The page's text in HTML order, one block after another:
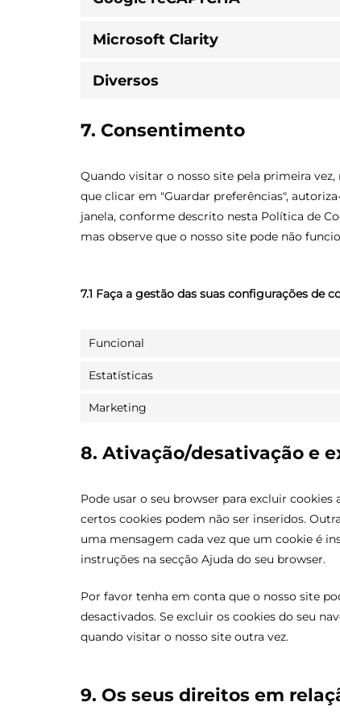
Microsoft Clarity
Diversos
7. Consentimento
Quando visitar o nosso site pela primeira
que clicar em "Guardar preferências",
janela, conforme descrito nesta Política de
mas observe que o nosso site pode não
7.1 Faça a gestão das suas configurações de
Funcional
Estatísticas
Marketing
8. Ativação/desativação e
Pode usar o seu browser para excluir
certos cookies podem não ser inseridos.
uma mensagem cada vez que um cookie é
instruções na secção Ajuda do seu browser.
Por favor tenha em conta que o nosso site
desactivados. Se excluir os cookies do seu
quando visitar o nosso site outra vez.
9. Os seus direitos em